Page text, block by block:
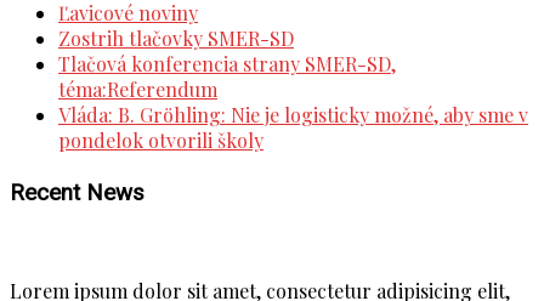
Ľavicové noviny
Zostrih tlačovky SMER-SD
Tlačová konferencia strany SMER-SD,
téma:Referendum
Vláda: B. Gröhling: Nie je logisticky možné, aby sme v
pondelok otvorili školy
Recent News
Lorem ipsum dolor sit amet, consectetur adipisicing elit,